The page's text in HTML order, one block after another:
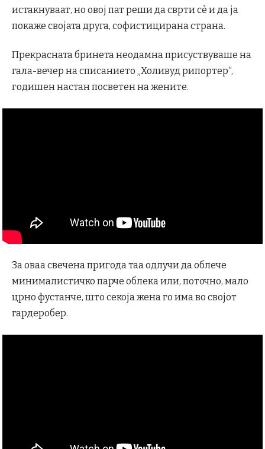
истакнуваат, но овој пат реши да сврти сè и да ја
покаже својата друга, софистицирана страна.
Прекрасната бринета неодамна присуствуваше на
гала-вечер на списанието „Холивуд рипортер“,
годишен настан посветен на жените.
За оваа свечена пригода таа одлучи да облече
минималистичко парче облека или, поточно, мало
црно фустанче, што секоја жена го има во својот
гардеробер.